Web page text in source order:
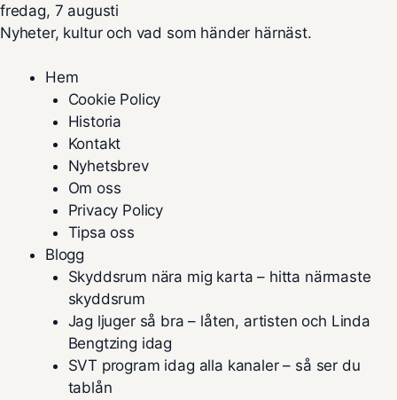
fredag, 7 augusti
Nyheter, kultur och vad som händer härnäst.
Hem
Cookie Policy
Historia
Kontakt
Nyhetsbrev
Om oss
Privacy Policy
Tipsa oss
Blogg
Skyddsrum nära mig karta – hitta närmaste
skyddsrum
Jag ljuger så bra – låten, artisten och Linda
Bengtzing idag
SVT program idag alla kanaler – så ser du
tablån